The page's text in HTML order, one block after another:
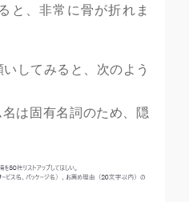
と、非常に骨が折れま
してみると、次のよう
名は固有名詞のため、隠